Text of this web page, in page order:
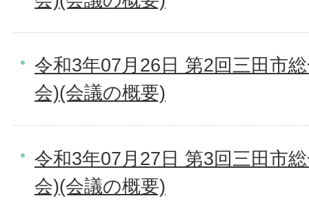
令和3年07月26日 第2回三田市
会)(会議の概要)
令和3年07月27日 第3回三田市
会)(会議の概要)